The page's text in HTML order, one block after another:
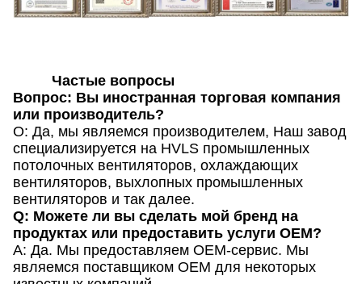
Частые вопросы
Вопрос: Вы иностранная торговая компания
или производитель?
О: Да, мы являемся производителем, Наш завод
специализируется на HVLS промышленных
потолочных вентиляторов, охлаждающих
вентиляторов, выхлопных промышленных
вентиляторов и так далее.
Q: Можете ли вы сделать мой бренд на
продуктах или предоставить услуги OEM?
A: Да. Мы предоставляем OEM-сервис. Мы
являемся поставщиком OEM для некоторых